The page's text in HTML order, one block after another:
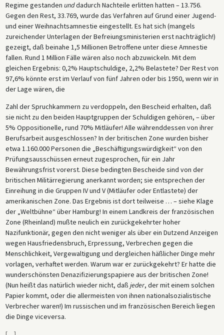
Regime gestanden unddadurch Nachteile erlitten hatten – 13.756.
Gegen den Rest, 33.769, wurde das Verfahren auf Grund einer Jugend-
und einer Weihnachtsamnestie eingestellt. Es hat sich (mangels
zureichender Unterlagen der Befreiungsministerien erst nachträglich!)
gezeigt, daß beinahe 1,5 Millionen Betroffene unter diese Amnestie
fallen. Rund 1 Million Fälle wären also noch abzuwickeln. Mit dem
gleichen Ergebnis: 0,2% Hauptschuldige, 2,2% Belastete? Der Rest von
97,6% könnte erst im Verlauf von fünf Jahren oder bis 1950, wenn wir in
der Lage wären, die
Zahl der Spruchkammern zu verdoppeln, den Bescheid erhalten, daß
sie nicht zu den beiden Hauptgruppen der Schuldigen gehören, – über
5% Oppositionelle, rund 70% Mitläufer! Alle währenddessen von ihrer
Berufsarbeit ausgeschlossen? In der britischen Zone wurden bisher
etwa 1.160.000 Personen die „Beschäftigungswürdigkeit“ von den
Prüfungsausschüssen erneut zugesprochen, für ein Jahr
Bewährungsfrist vorerst. Diese bedingten Bescheide sind von der
britischen Militärregierung anerkannt worden; sie entsprechen der
Einreihung in die Gruppen IV und V (Mitläufer oder Entlastete) der
amerikanischen Zone. Das Ergebnis ist dort teilweise … – siehe Klage
der „Weltbühne“ über Hamburg! In einem Landkreis der französischen
Zone (Rheinland) mußte neulich ein zurückgekehrter hoher
Nazifunktionär, gegen den nicht weniger als über ein Dutzend Anzeigen
wegen Hausfriedensbruch, Erpressung, Verbrechen gegen die
Menschlichkeit, Vergewaltigung und dergleichen häßlicher Dinge mehr
vorlagen, verhaftet werden. Warum war er zurückgekehrt? Er hatte die
wunderschönsten Denazifizierungspapiere aus der britischen Zone!
(Nun heißt das natürlich wieder nicht, daß jeder, der mit einem solchen
Papier kommt, oder die allermeisten von ihnen nationalsozialistische
Verbrecher waren!) Im russischen und im französischen Bereich liegen
die Dinge viceversa.